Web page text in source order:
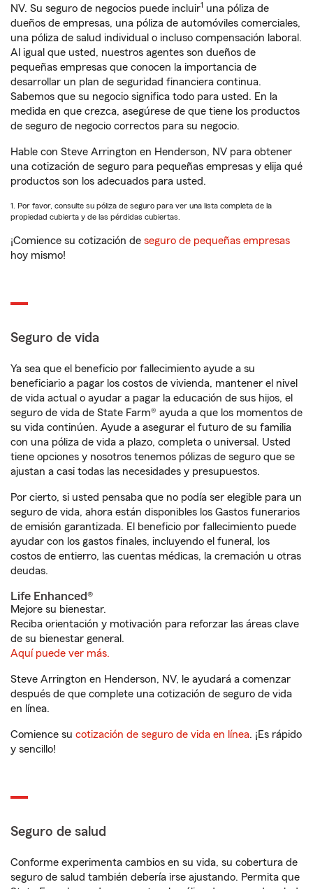
NV. Su seguro de negocios puede incluir1 una póliza de
dueños de empresas, una póliza de automóviles comerciales,
una póliza de salud individual o incluso compensación laboral.
Al igual que usted, nuestros agentes son dueños de
pequeñas empresas que conocen la importancia de
desarrollar un plan de seguridad financiera continua.
Sabemos que su negocio significa todo para usted. En la
medida en que crezca, asegúrese de que tiene los productos
de seguro de negocio correctos para su negocio.
Hable con Steve Arrington en Henderson, NV para obtener
una cotización de seguro para pequeñas empresas y elija qué
productos son los adecuados para usted.
1. Por favor, consulte su póliza de seguro para ver una lista completa de la
propiedad cubierta y de las pérdidas cubiertas.
¡Comience su cotización de seguro de pequeñas empresas
hoy mismo!
Seguro de vida
Ya sea que el beneficio por fallecimiento ayude a su
beneficiario a pagar los costos de vivienda, mantener el nivel
de vida actual o ayudar a pagar la educación de sus hijos, el
seguro de vida de State Farm® ayuda a que los momentos de
su vida continúen. Ayude a asegurar el futuro de su familia
con una póliza de vida a plazo, completa o universal. Usted
tiene opciones y nosotros tenemos pólizas de seguro que se
ajustan a casi todas las necesidades y presupuestos.
Por cierto, si usted pensaba que no podía ser elegible para un
seguro de vida, ahora están disponibles los Gastos funerarios
de emisión garantizada. El beneficio por fallecimiento puede
ayudar con los gastos finales, incluyendo el funeral, los
costos de entierro, las cuentas médicas, la cremación u otras
deudas.
Life Enhanced®
Mejore su bienestar.
Reciba orientación y motivación para reforzar las áreas clave
de su bienestar general.
Aquí puede ver más.
Steve Arrington en Henderson, NV, le ayudará a comenzar
después de que complete una cotización de seguro de vida
en línea.
Comience su cotización de seguro de vida en línea. ¡Es rápido
y sencillo!
Seguro de salud
Conforme experimenta cambios en su vida, su cobertura de
seguro de salud también debería irse ajustando. Permita que